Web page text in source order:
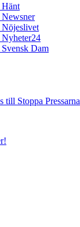
Hänt
Newsner
Nöjeslivet
Nyheter24
Svensk Dam
Stoppa Pressarna